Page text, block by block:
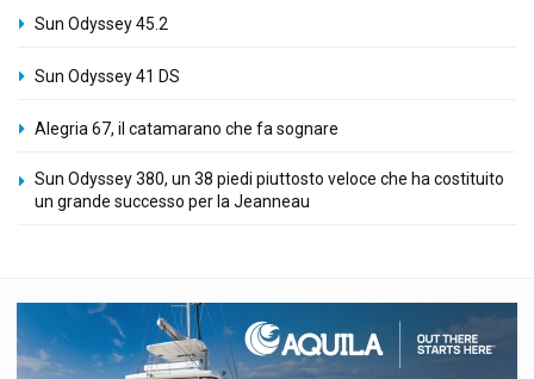
Sun Odyssey 45.2
Sun Odyssey 41 DS
Alegria 67, il catamarano che fa sognare
Sun Odyssey 380, un 38 piedi piuttosto veloce che ha costituito
un grande successo per la Jeanneau